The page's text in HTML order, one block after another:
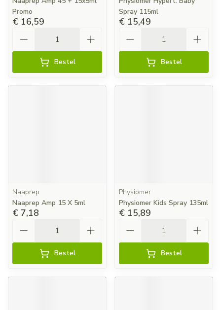
Promo
€ 16,59
Bestel
Spray 115ml
€ 15,49
Bestel
Naaprep
Naaprep Amp 15 X 5ml
€ 7,18
Bestel
Physiomer
Physiomer Kids Spray 135ml
€ 15,89
Bestel